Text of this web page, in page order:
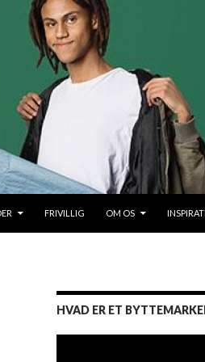
FRIVILLIG OM OS
HVAD ER ET